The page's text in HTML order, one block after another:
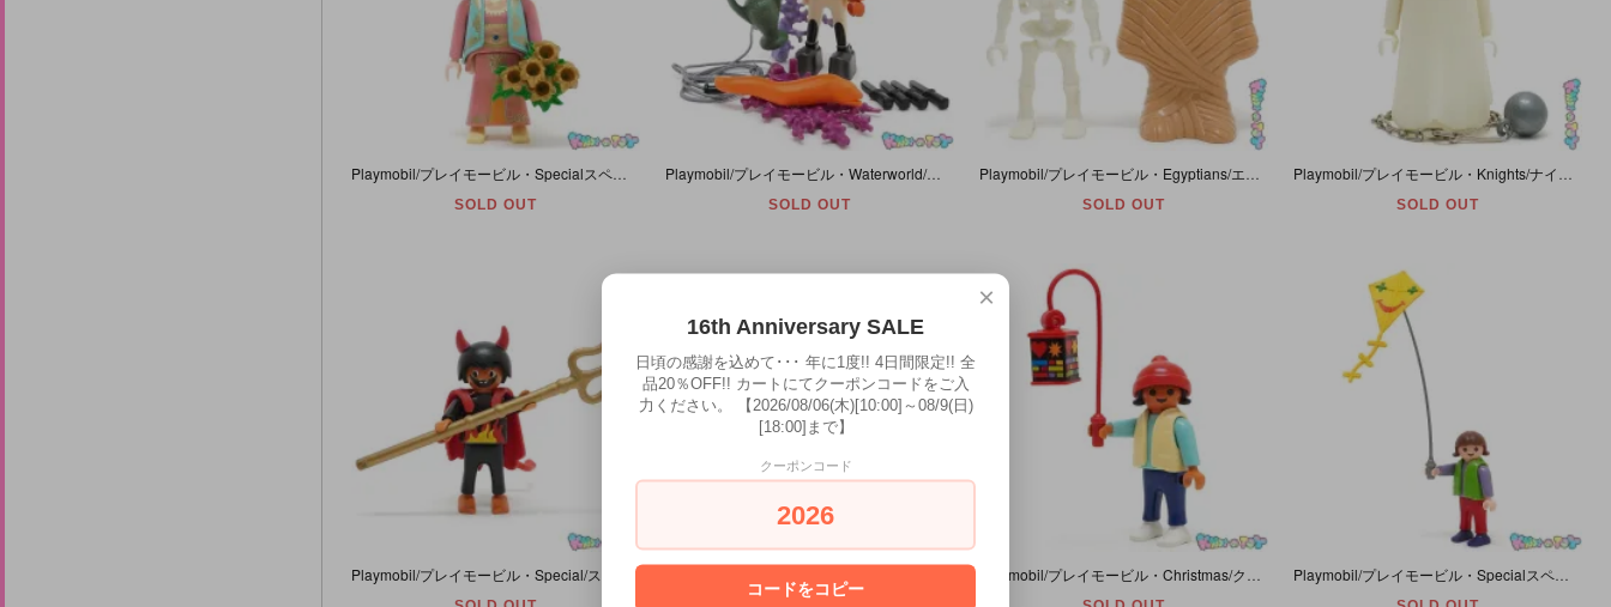
Playmobil/プレイモービル・Specialスペシャル・Magic/マジック 「Flower Maiden/フラワーメイデン/花の乙女」 ヤケ有・#4570
SOLD OUT
Playmobil/プレイモービル・Waterworld/ウォーターワールド 「Hard Hat Diver/ハードハットダイバー/潜水士」 #3949
SOLD OUT SOLD OUT SOLD OUT
Playmobil/プレイモービル・Specialスペシャル・City Lifeシティーライフ 「Kite Flyer/カイトフライヤー」 犬(ダックスフンド)欠品・#4543
×
16th Anniversary SALE
日頃の感謝を込めて･･･ 年に1度!! 4日間限定!! 全
品20％OFF!! カートにてクーポンコードをご入
力ください。 【2026/08/06(木)[10:00]～08/9(日)
[18:00]まで】
クーポンコード
2026
コードをコピー